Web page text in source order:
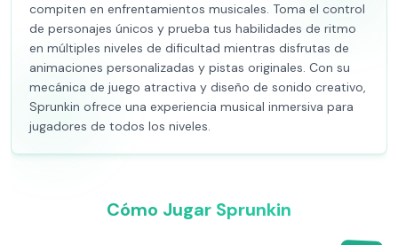
compiten en enfrentamientos musicales. Toma el control
de personajes únicos y prueba tus habilidades de ritmo
en múltiples niveles de dificultad mientras disfrutas de
animaciones personalizadas y pistas originales. Con su
mecánica de juego atractiva y diseño de sonido creativo,
Sprunkin ofrece una experiencia musical inmersiva para
jugadores de todos los niveles.
Cómo Jugar Sprunkin